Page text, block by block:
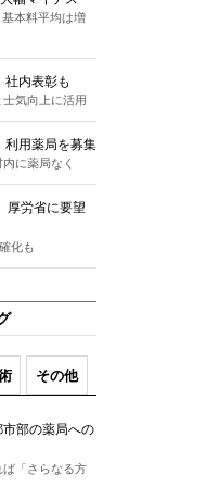
本料平均は増
社内表彰も
気向上に活用
利用薬局を募集
に薬局なく
厚労省に要望
化も
その他
市部の薬局への
「さらなる方